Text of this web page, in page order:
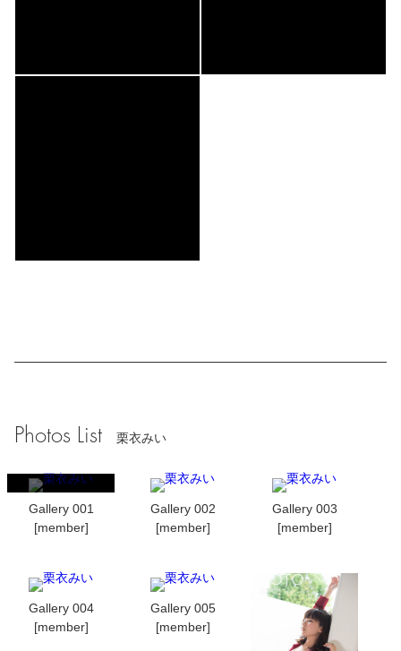
Photos List 栗衣みい
Gallery 001
[member]
Gallery 002
[member]
Gallery 003
[member]
Gallery 004
[member]
Gallery 005
[member]